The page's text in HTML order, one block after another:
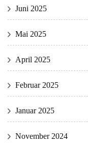
Juni 2025
Mai 2025
April 2025
Februar 2025
Januar 2025
November 2024